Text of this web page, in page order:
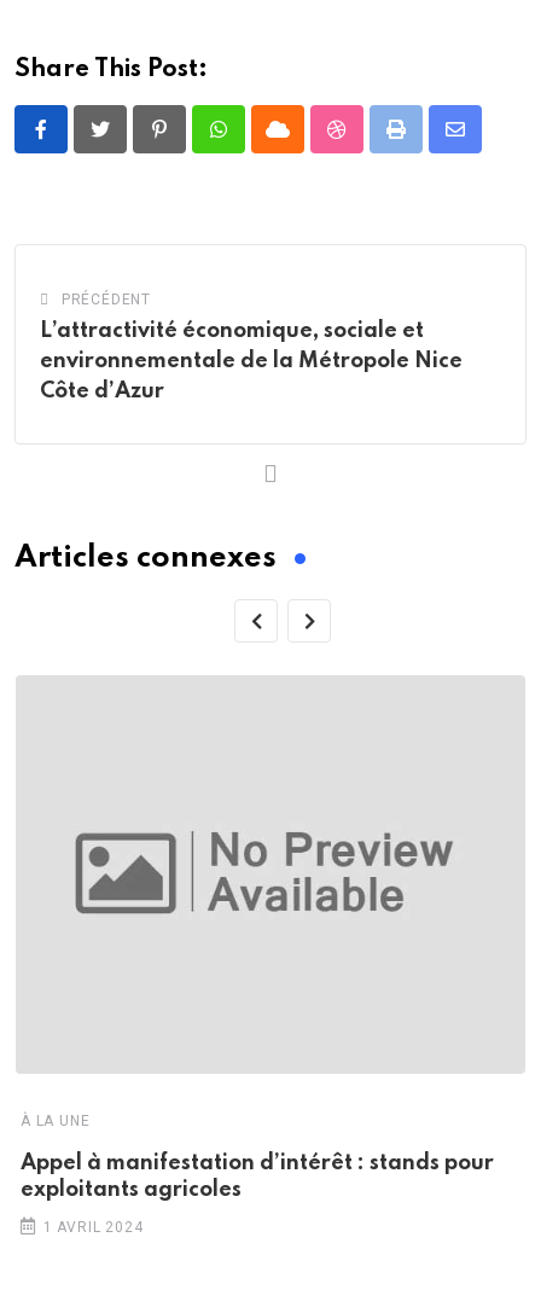
Share This Post:
PinterestWhatsappCloud StumbleUpon
Print
Share
PRÉCÉDENT
L’attractivité économique, sociale et
environnementale de la Métropole Nice
Côte d’Azur
Articles connexes
À LA UNE
Appel à manifestation d’intérêt : stands pour
exploitants agricoles
1 AVRIL 2024